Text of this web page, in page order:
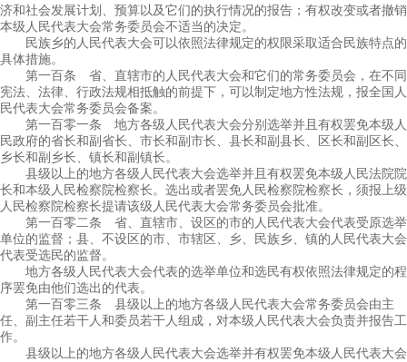
济和社会发展计划、预算以及它们的执行情况的报告；有权改变或者撤销
本级人民代表大会常务委员会不适当的决定。
民族乡的人民代表大会可以依照法律规定的权限采取适合民族特点的
具体措施。
第一百条 省、直辖市的人民代表大会和它们的常务委员会，在不同
宪法、法律、行政法规相抵触的前提下，可以制定地方性法规，报全国人
民代表大会常务委员会备案。
第一百零一条 地方各级人民代表大会分别选举并且有权罢免本级人
民政府的省长和副省长、市长和副市长、县长和副县长、区长和副区长、
乡长和副乡长、镇长和副镇长。
县级以上的地方各级人民代表大会选举并且有权罢免本级人民法院院
长和本级人民检察院检察长。选出或者罢免人民检察院检察长，须报上级
人民检察院检察长提请该级人民代表大会常务委员会批准。
第一百零二条 省、直辖市、设区的市的人民代表大会代表受原选举
单位的监督；县、不设区的市、市辖区、乡、民族乡、镇的人民代表大会
代表受选民的监督。
地方各级人民代表大会代表的选举单位和选民有权依照法律规定的程
序罢免由他们选出的代表。
第一百零三条 县级以上的地方各级人民代表大会常务委员会由主
任、副主任若干人和委员若干人组成，对本级人民代表大会负责并报告工
作。
县级以上的地方各级人民代表大会选举并有权罢免本级人民代表大会